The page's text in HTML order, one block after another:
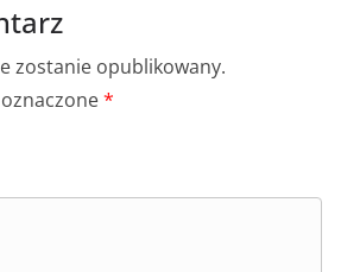
zostanie opublikowany.
*